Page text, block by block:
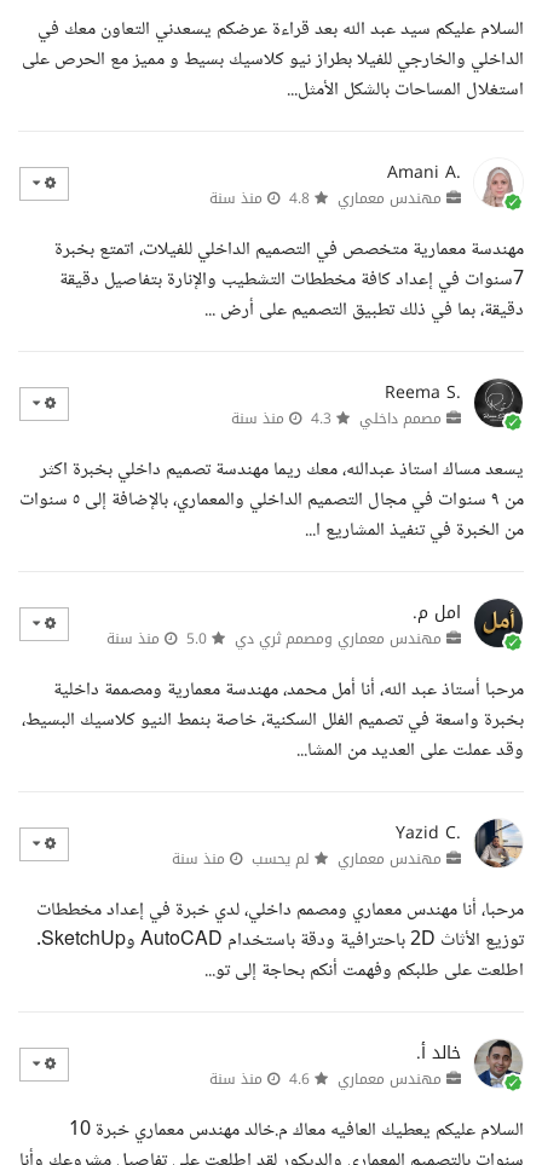
السلام عليكم سيد عبد الله بعد قراءة عرضكم يسعدني التعاون معك في
الداخلي والخارجي للفيلا بطراز نيو كلاسيك بسيط و مميز مع الحرص على
استغلال المساحات بالشكل الأمثل...
Amani A.
مهندس معماري منذ سنة
مهندسة معمارية متخصص في التصميم الداخلي للفيلات، اتمتع بخبرة
7سنوات في إعداد كافة مخططات التشطيب والإنارة بتفاصيل دقيقة
دقيقة، بما في ذلك تطبيق التصميم على أرض ...
Reema S.
مصمم داخلي منذ سنة
يسعد مساك استاذ عبدالله، معك ريما مهندسة تصميم داخلي بخبرة اكثر
من ٩ سنوات في مجال التصميم الداخلي والمعماري، بالإضافة إلى ٥ سنوات
من الخبرة في تنفيذ المشاريع ا...
امل م.
مهندس معماري ومصمم ثري دي منذ سنة
مرحبا أستاذ عبد الله، أنا أمل محمد، مهندسة معمارية ومصممة داخلية
بخبرة واسعة في تصميم الفلل السكنية، خاصة بنمط النيو كلاسيك البسيط،
وقد عملت على العديد من المشا...
Yazid C.
مهندس معماري لم يحسب منذ سنة
مرحبا، أنا مهندس معماري ومصمم داخلي، لدي خبرة في إعداد مخططات
توزيع الأثاث 2D باحترافية ودقة باستخدام AutoCAD وSketchUp.
اطلعت على طلبكم وفهمت أنكم بحاجة إلى تو...
خالد أ.
مهندس معماري منذ سنة
السلام عليكم يعطيك العافيه معاك م.خالد مهندس معماري خبرة 10